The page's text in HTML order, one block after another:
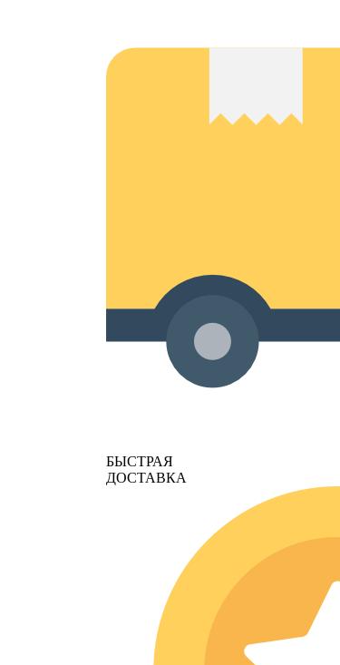
БЫСТРАЯ
ДОСТАВКА